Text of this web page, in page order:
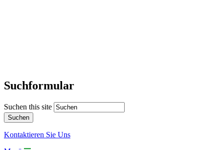
Suchformular
Suchen this site
Kontaktieren Sie Uns